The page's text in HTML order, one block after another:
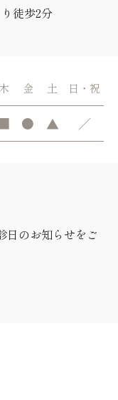
徒歩2分
木 金 土 日・祝
● ▲ ／
のお知らせをご